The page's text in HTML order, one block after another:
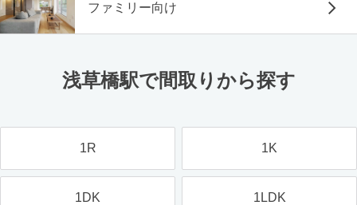
ファミリー向け
浅草橋駅で間取りから探す
1R 1K
1DK 1LDK